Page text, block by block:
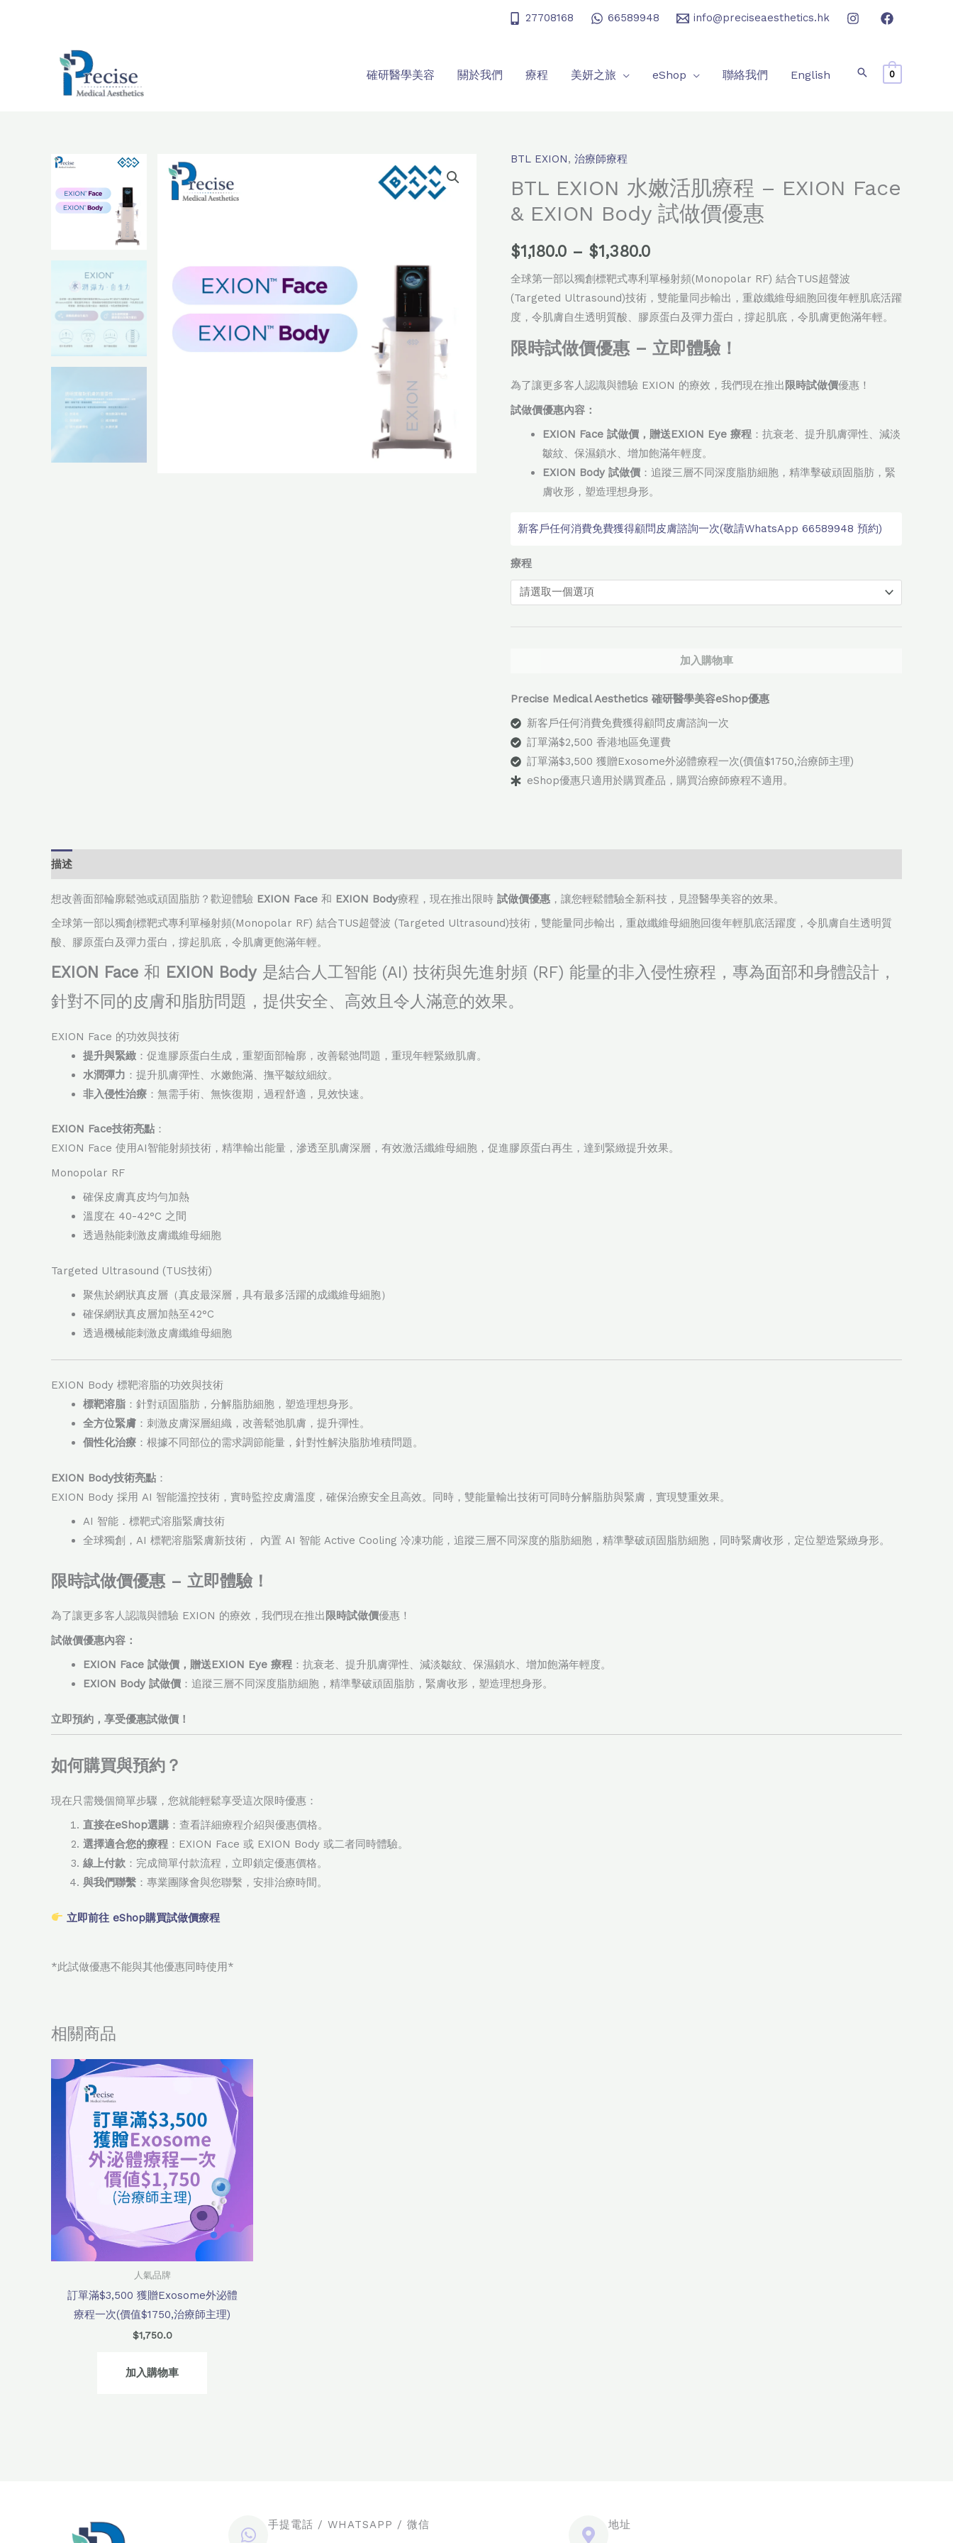
27708168 66589948 info@preciseaesthetics.hk
確研醫學美容 關於我們 療程 美妍之旅 eShop 聯絡我們 English 0
BTL EXION, 治療師療程
BTL EXION 水嫩活肌療程 – EXION Face
& EXION Body 試做價優惠
$1,180.0 – $1,380.0
格
範
圍：
$1,180.0
到
$1,380.0
全球第一部以獨創標靶式專利單極射頻(Monopolar RF) 結合TUS超聲波
(Targeted Ultrasound)技術，雙能量同步輸出，重啟纖維母細胞回復年輕肌底活躍
度，令肌膚自生透明質酸、膠原蛋白及彈力蛋白，撐起肌底，令肌膚更飽滿年輕。
限時試做價優惠 – 立即體驗！
為了讓更多客人認識與體驗 EXION 的療效，我們現在推出 限時試做價優惠！
試做價優惠內容：
EXION Face 試做價， 贈送EXION Eye 療程 ：抗衰老、提升肌膚彈性、減淡
皺紋、保濕鎖水、增加飽滿年輕度。
EXION Body 試做價 ：追蹤三層不同深度脂肪細胞，精準擊破頑固脂肪，緊
膚收形，塑造理想身形。
新客戶任何消費免費獲得顧問皮膚諮詢一次(敬請WhatsApp 66589948 預約)
療程
BTL
EXION
嫩
肌
療
程
-
Face
EXION
Body
數
加入購物車
Precise Medical Aesthetics 確研醫學美容eShop優惠
新客戶任何消費免費獲得顧問皮膚諮詢一次
訂單滿$2,500 香港地區免運費
訂單滿$3,500 獲贈Exosome外泌體療程一次(價值$1750,治療師主理)
eShop優惠只適用於購買產品，購買治療師療程不適用。
描述
想改善面部輪廓鬆弛或頑固脂肪？歡迎體驗 EXION Face 和 EXION Body療程，現在推出限時 試做價優惠 ，讓您輕鬆體驗全新科技，見證醫學美容的效果。
全球第一部以獨創標靶式專利單極射頻(Monopolar RF) 結合TUS超聲波 (Targeted Ultrasound)技術，雙能量同步輸出，重啟纖維母細胞回復年輕肌底活躍度，令肌膚自生透明質
酸、膠原蛋白及彈力蛋白，撐起肌底，令肌膚更飽滿年輕。
EXION Face 和 EXION Body是結合人工智能 (AI) 技術與先進射頻 (RF) 能量的非入侵性療程，專為面部和身體設計，
針對不同的皮膚和脂肪問題，提供安全、高效且令人滿意的效果。
EXION Face 的功效與技術
提升與緊緻 ：促進膠原蛋白生成，重塑面部輪廓，改善鬆弛問題，重現年輕緊緻肌膚。
水潤彈力 ：提升肌膚彈性、水嫩飽滿、撫平皺紋細紋。
非入侵性治療 ：無需手術、無恢復期，過程舒適，見效快速。
EXION Face技術亮點 ：
EXION Face 使用AI智能射頻技術，精準輸出能量，滲透至肌膚深層，有效激活纖維母細胞，促進膠原蛋白再生，達到緊緻提升效果。
Monopolar RF
確保皮膚真皮均勻加熱
溫度在 40-42°C 之間
透過熱能刺激皮膚纖維母細胞
Targeted Ultrasound (TUS技術)
聚焦於網狀真皮層（真皮最深層，具有最多活躍的成纖維母細胞）
確保網狀真皮層加熱至42°C
透過機械能刺激皮膚纖維母細胞
EXION Body 標靶溶脂的功效與技術
標靶溶脂 ：針對頑固脂肪，分解脂肪細胞，塑造理想身形。
全方位緊膚 ：刺激皮膚深層組織，改善鬆弛肌膚，提升彈性。
個性化治療 ：根據不同部位的需求調節能量，針對性解決脂肪堆積問題。
EXION Body技術亮點 ：
EXION Body 採用 AI 智能溫控技術，實時監控皮膚溫度，確保治療安全且高效。同時，雙能量輸出技術可同時分解脂肪與緊膚，實現雙重效果。
AI 智能．標靶式溶脂緊膚技術
全球獨創，AI 標靶溶脂緊膚新技術， 內置 AI 智能 Active Cooling 冷凍功能，追蹤三層不同深度的脂肪細胞，精準擊破頑固脂肪細胞，同時緊膚收形，定位塑造緊緻身形。
限時試做價優惠 – 立即體驗！
為了讓更多客人認識與體驗 EXION 的療效，我們現在推出 限時試做價優惠！
試做價優惠內容：
EXION Face 試做價， 贈送EXION Eye 療程 ：抗衰老、提升肌膚彈性、減淡皺紋、保濕鎖水、增加飽滿年輕度。
EXION Body 試做價 ：追蹤三層不同深度脂肪細胞，精準擊破頑固脂肪，緊膚收形，塑造理想身形。
立即預約，享受優惠試做價！
如何購買與預約？
現在只需幾個簡單步驟，您就能輕鬆享受這次限時優惠：
直接在eShop選購 ：查看詳細療程介紹與優惠價格。
選擇適合您的療程 ：EXION Face 或 EXION Body 或二者同時體驗。
線上付款 ：完成簡單付款流程，立即鎖定優惠價格。
與我們聯繫 ：專業團隊會與您聯繫，安排治療時間。
立即前往 eShop購買試做價療程
*此試做優惠不能與其他優惠同時使用*
相關商品
人氣品牌
訂單滿$3,500 獲贈Exosome外泌體
療程一次(價值$1750,治療師主理)
$1,750.0
加入購物車
手提電話 / WHATSAPP / 微信 地址